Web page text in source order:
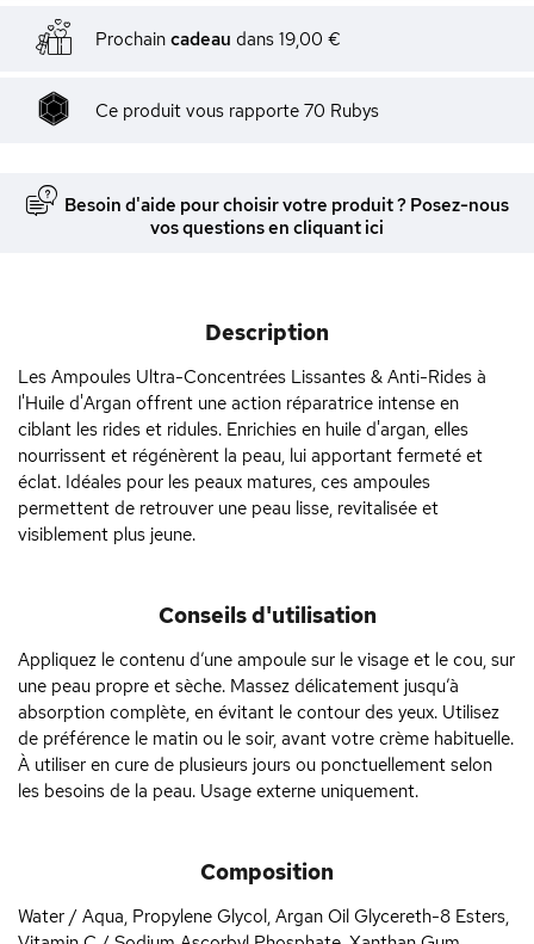
Prochain cadeau dans 19,00 €
Ce produit vous rapporte 70 Rubys
Besoin d'aide pour choisir votre produit ? Posez-nous
vos questions en cliquant ici
Description
Les Ampoules Ultra-Concentrées Lissantes & Anti-Rides à
l'Huile d'Argan offrent une action réparatrice intense en
ciblant les rides et ridules. Enrichies en huile d'argan, elles
nourrissent et régénèrent la peau, lui apportant fermeté et
éclat. Idéales pour les peaux matures, ces ampoules
permettent de retrouver une peau lisse, revitalisée et
visiblement plus jeune.
Conseils d'utilisation
Appliquez le contenu d’une ampoule sur le visage et le cou, sur
une peau propre et sèche. Massez délicatement jusqu’à
absorption complète, en évitant le contour des yeux. Utilisez
de préférence le matin ou le soir, avant votre crème habituelle.
À utiliser en cure de plusieurs jours ou ponctuellement selon
les besoins de la peau. Usage externe uniquement.
Composition
Water / Aqua, Propylene Glycol, Argan Oil Glycereth-8 Esters,